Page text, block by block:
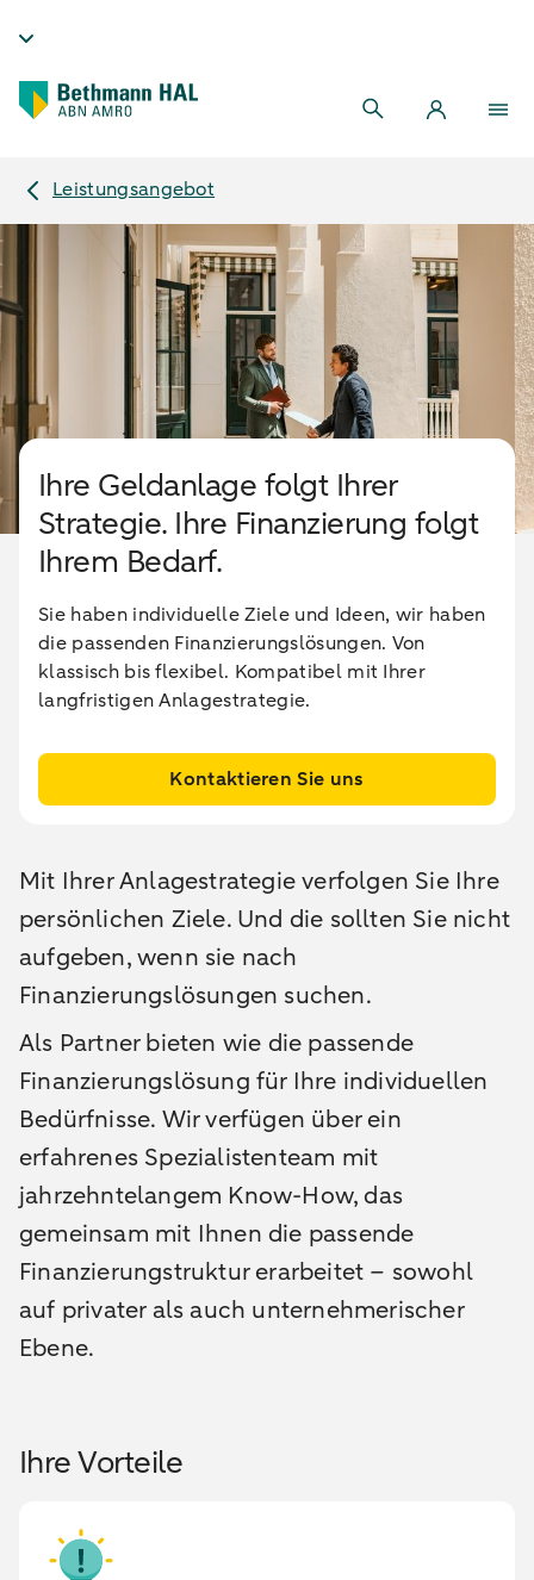
Leistungsangebot
Ihre Geldanlage folgt Ihrer
Strategie. Ihre Finanzierung folgt
Ihrem Bedarf.
Sie haben individuelle Ziele und Ideen, wir haben
die passenden Finanzierungslösungen. Von
klassisch bis flexibel. Kompatibel mit Ihrer
langfristigen Anlagestrategie.
Kontaktieren Sie uns
Mit Ihrer Anlagestrategie verfolgen Sie Ihre
persönlichen Ziele. Und die sollten Sie nicht
aufgeben, wenn sie nach
Finanzierungslösungen suchen.
Als Partner bieten wie die passende
Finanzierungslösung für Ihre individuellen
Bedürfnisse. Wir verfügen über ein
erfahrenes Spezialistenteam mit
jahrzehntelangem Know-How, das
gemeinsam mit Ihnen die passende
Finanzierungstruktur erarbeitet – sowohl
auf privater als auch unternehmerischer
Ebene.
Ihre Vorteile